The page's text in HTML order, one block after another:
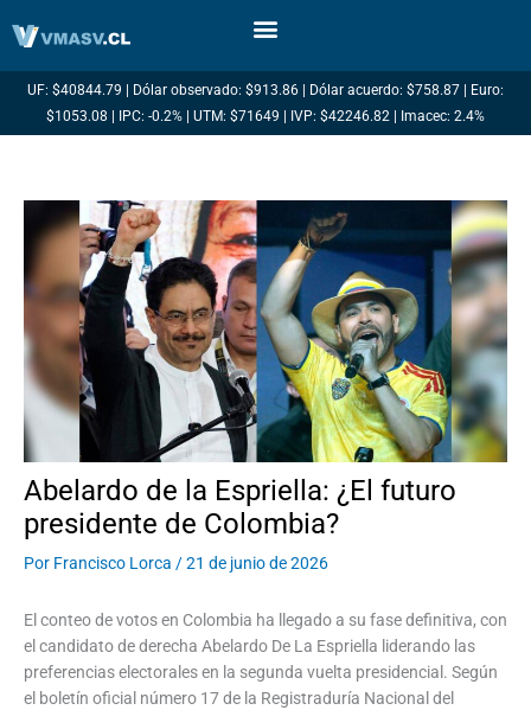
UF: $40844.79 | Dólar observado: $913.86 | Dólar acuerdo: $758.87 | Euro:
$1053.08 | IPC: -0.2% | UTM: $71649 | IVP: $42246.82 | Imacec: 2.4%
Abelardo de la Espriella: ¿El futuro
presidente de Colombia?
Por Francisco Lorca /21 de junio de 2026
El conteo de votos en Colombia ha llegado a su fase definitiva, con
el candidato de derecha Abelardo De La Espriella liderando las
preferencias electorales en la segunda vuelta presidencial. Según
el boletín oficial número 17 de la Registraduría Nacional del